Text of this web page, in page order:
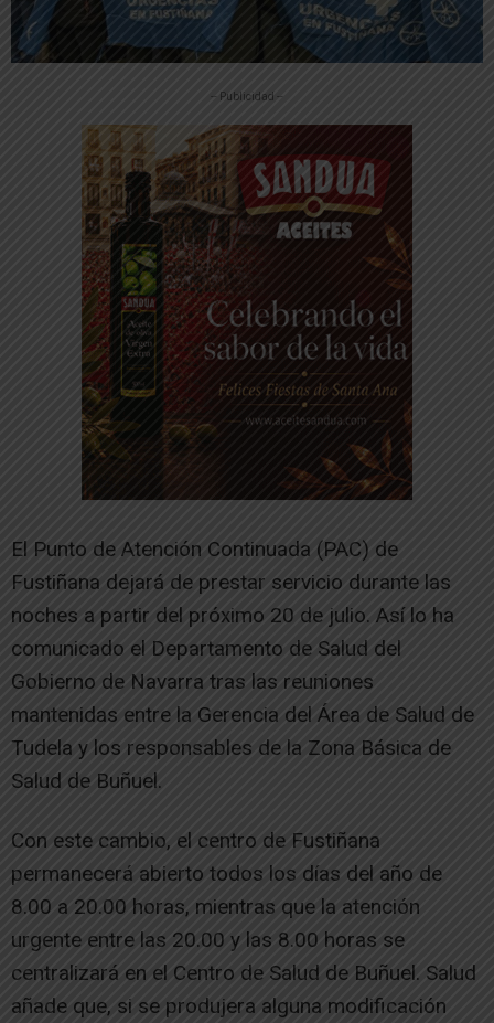
-- Publicidad --
El Punto de Atención Continuada (PAC) de
Fustiñana dejará de prestar servicio durante las
noches a partir del próximo 20 de julio. Así lo ha
comunicado el Departamento de Salud del
Gobierno de Navarra tras las reuniones
mantenidas entre la Gerencia del Área de Salud de
Tudela y los responsables de la Zona Básica de
Salud de Buñuel.
Con este cambio, el centro de Fustiñana
permanecerá abierto todos los días del año de
8.00 a 20.00 horas, mientras que la atención
urgente entre las 20.00 y las 8.00 horas se
centralizará en el Centro de Salud de Buñuel. Salud
añade que, si se produjera alguna modificación